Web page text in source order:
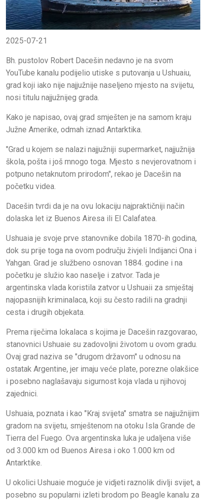
2025-07-21
Bh. pustolov Robert Dacešin nedavno je na svom
YouTube kanalu podijelio utiske s putovanja u Ushuaiu,
grad koji iako nije najjužnije naseljeno mjesto na svijetu,
nosi titulu najjužnijeg grada.
Kako je napisao, ovaj grad smješten je na samom kraju
Južne Amerike, odmah iznad Antarktika.
"Grad u kojem se nalazi najjužniji supermarket, najjužnija
škola, pošta i još mnogo toga. Mjesto s nevjerovatnom i
potpuno netaknutom prirodom", rekao je Dacešin na
početku videa.
Dacešin tvrdi da je na ovu lokaciju najpraktičniji način
dolaska let iz Buenos Airesa ili El Calafatea.
Ushuaia je svoje prve stanovnike dobila 1870-ih godina,
dok su prije toga na ovom području živjeli Indijanci Ona i
Yahgan. Grad je službeno osnovan 1884. godine i na
početku je služio kao naselje i zatvor. Tada je
argentinska vlada koristila zatvor u Ushuaii za smještaj
najopasnijih kriminalaca, koji su često radili na gradnji
cesta i drugih objekata.
Prema riječima lokalaca s kojima je Dacešin razgovarao,
stanovnici Ushuaie su zadovoljni životom u ovom gradu.
Ovaj grad naziva se "drugom državom" u odnosu na
ostatak Argentine, jer imaju veće plate, porezne olakšice
i posebno naglašavaju sigurnost koja vlada u njihovoj
zajednici.
Ushuaia, poznata i kao "Kraj svijeta" smatra se najjužnijim
gradom na svijetu, smještenom na otoku Isla Grande de
Tierra del Fuego. Ova argentinska luka je udaljena više
od 3.000 km od Buenos Airesa i oko 1.000 km od
Antarktike.
U okolici Ushuaie moguće je vidjeti raznolik divlji svijet, a
posebno su popularni izleti brodom po Beagle kanalu za